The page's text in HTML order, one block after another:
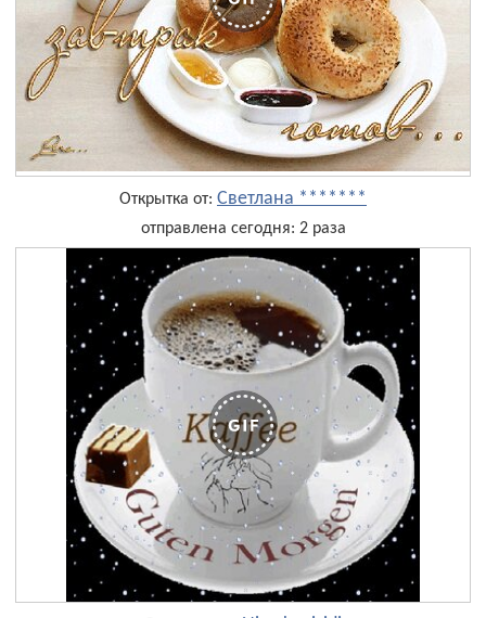
Открытка от: Светлана *******
отправлена сегодня: 2 раза